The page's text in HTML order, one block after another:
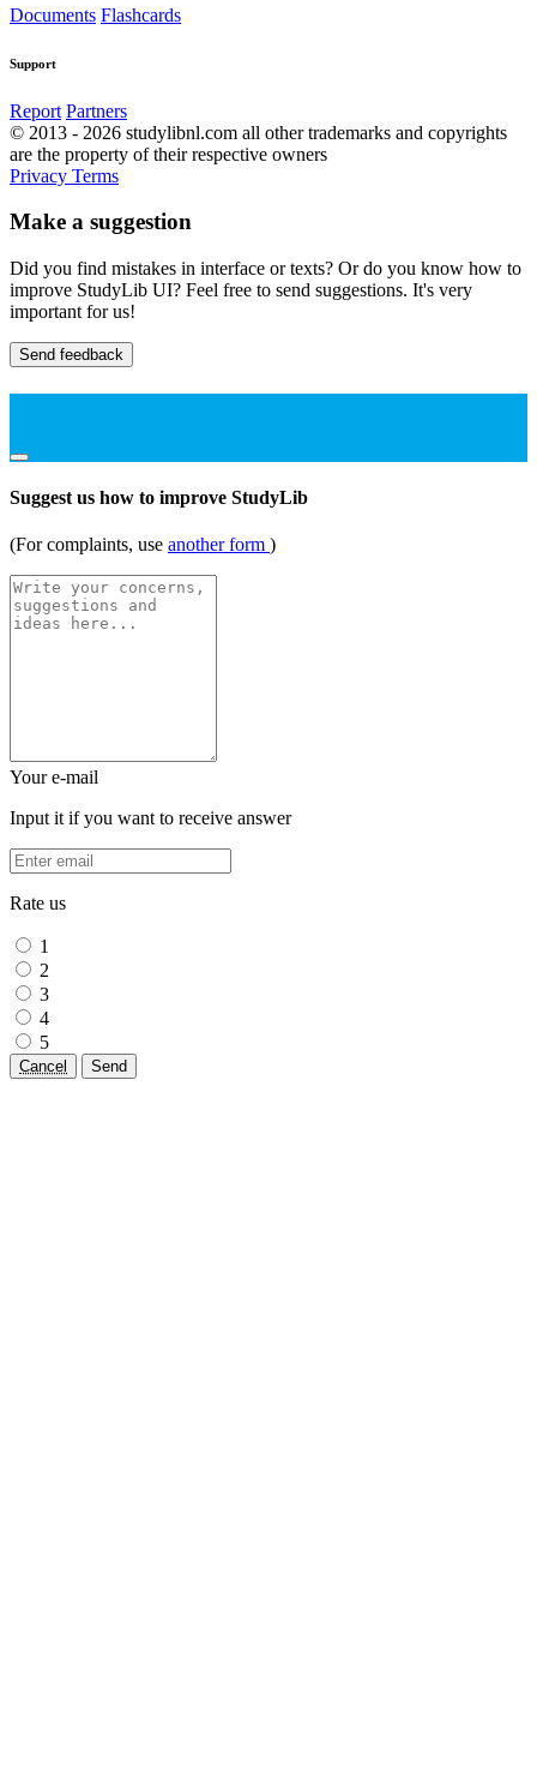
Documents Flashcards
Support
Report Partners
© 2013 - 2026 studylibnl.com all other trademarks and copyrights
are the property of their respective owners
Privacy Terms
Make a suggestion
Did you find mistakes in interface or texts? Or do you know how to
improve StudyLib UI? Feel free to send suggestions. It's very
important for us!
Send feedback
Suggest us how to improve StudyLib
(For complaints, use another form )
Your e-mail
Input it if you want to receive answer
Rate us
1
2
3
4
5
Cancel Send